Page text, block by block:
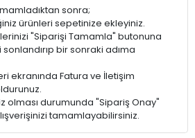
sonra;
ürünleri sepetinize ekleyiniz.
"Siparişi Tamamla" butonuna
bir sonraki adıma
ekranında Fatura ve İletişim
olması durumunda "Sipariş Onay"
tamamlayabilirsiniz.